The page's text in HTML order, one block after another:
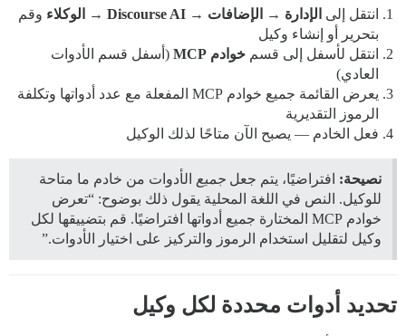
انتقل إلى الإدارة → الإضافات → Discourse AI → الوكلاء
وقم
بتحرير أو إنشاء وكيل
انتقل لأسفل إلى قسم خوادم MCP
(أسفل قسم الأدوات
العادي)
يعرض القائمة جميع خوادم MCP المفعلة مع عدد أدواتها وتكلفة
الرموز التقديرية
فعل الخادم — يصبح الآن متاحًا لذلك الوكيل
نصيحة: افتراضيًا، يتم جعل جميع الأدوات من خادم ما متاحة
للوكيل. النص في اللغة المحلية يقول ذلك بوضوح: “تعرض
خوادم MCP المختارة جميع أدواتها افتراضيًا. قم بتضييقها لكل
وكيل لتقليل استخدام الرموز والتركيز على اختيار الأدوات.”
تحديد أدوات محددة لكل وكيل